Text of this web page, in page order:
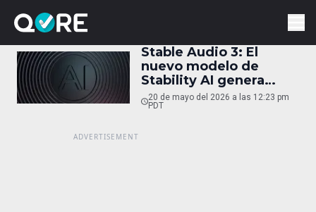
Stable Audio 3: El
nuevo modelo de
Stability AI genera
canciones de hasta
seis minutos en
20 de mayo del 2026 a las 12:23 pm
PDT